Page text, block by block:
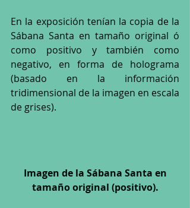
En la exposición tenían la copia de la
Sábana Santa en tamaño original ó
como positivo y también como
negativo, en forma de holograma
(basado en la información
tridimensional de la imagen en escala
de grises).
tamaño original (positivo).